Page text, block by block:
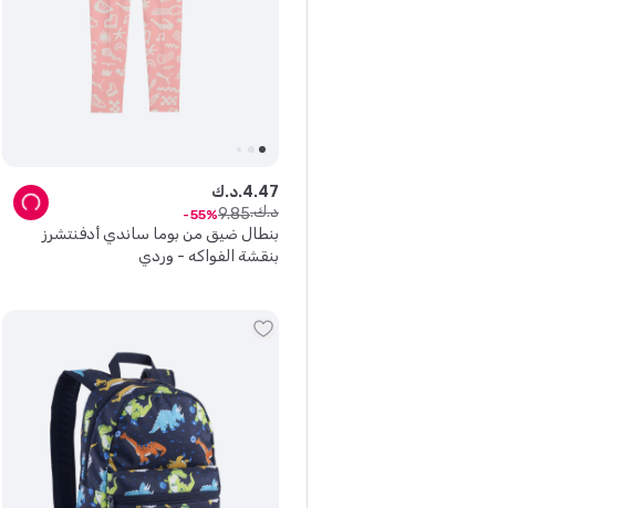
بنطال ضيق من بوما ساندي أدفنتشرز
بنقشة الفواكه - وردي
د.ك.4.47
د.ك.
9.85
55